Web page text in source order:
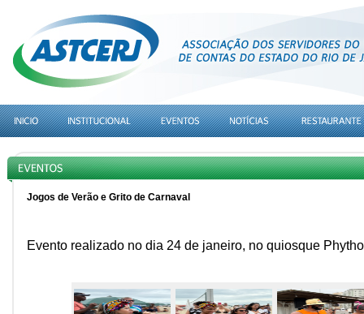
Jogos de Verão e Grito de Carnaval
Evento realizado no dia 24 de janeiro, no quiosque